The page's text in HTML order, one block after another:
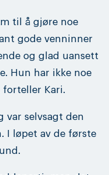
til å gjøre noe
gode venninner
og glad uansett
Hun har ikke noe
Kari.
var selvsagt den
I løpet av de første